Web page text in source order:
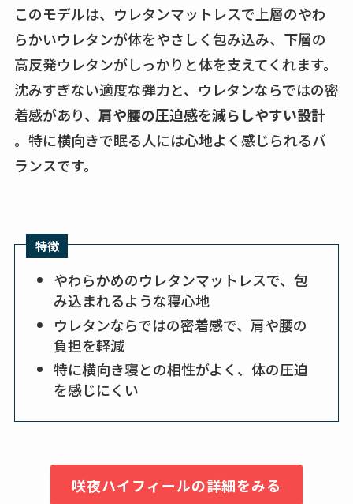
このモデルは、ウレタンマットレスで上層のやわ
らかいウレタンが体をやさしく包み込み、下層の
高反発ウレタンがしっかりと体を支えてくれます。
沈みすぎない適度な弾力と、ウレタンならではの密
着感があり、 肩や腰の圧迫感を減らしやすい設計
。特に横向きで眠る人には心地よく感じられるバ
ランスです。
特徴
やわらかめのウレタンマットレスで、包
み込まれるような寝心地
ウレタンならではの密着感で、肩や腰の
負担を軽減
特に横向き寝との相性がよく、体の圧迫
を感じにくい
咲夜ハイフィールの詳細をみる